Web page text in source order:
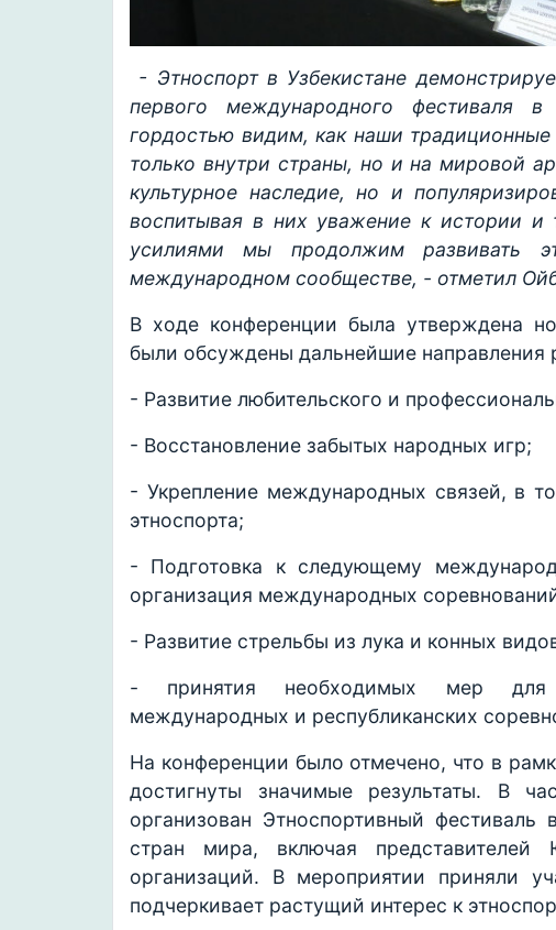
- Этноспорт в Узбекистане
первого международного
гордостью видим, как наши
только внутри страны, но и на мировой
культурное наследие, но и
воспитывая в них уважение к истории и
усилиями мы продолжим развивать
международном сообществе, - отметил
В ходе конференции была утверждена
были обсуждены дальнейшие направления
- Развитие любительского и
- Восстановление забытых народных игр;
- Укрепление международных связей, в
этноспорта;
- Подготовка к следующему
организация международных
- Развитие стрельбы из лука и конных
- принятия необходимых мер для
международных и республиканских
На конференции было отмечено, что в
достигнуты значимые результаты. В
организован Этноспортивный
стран мира, включая
организаций. В мероприятии приняли
подчеркивает растущий интерес к